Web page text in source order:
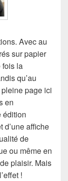
Avec au
sur papier
fois la
qu’au
page ici
en
édition
d’une affiche
de
ou même en
plaisir. Mais
!